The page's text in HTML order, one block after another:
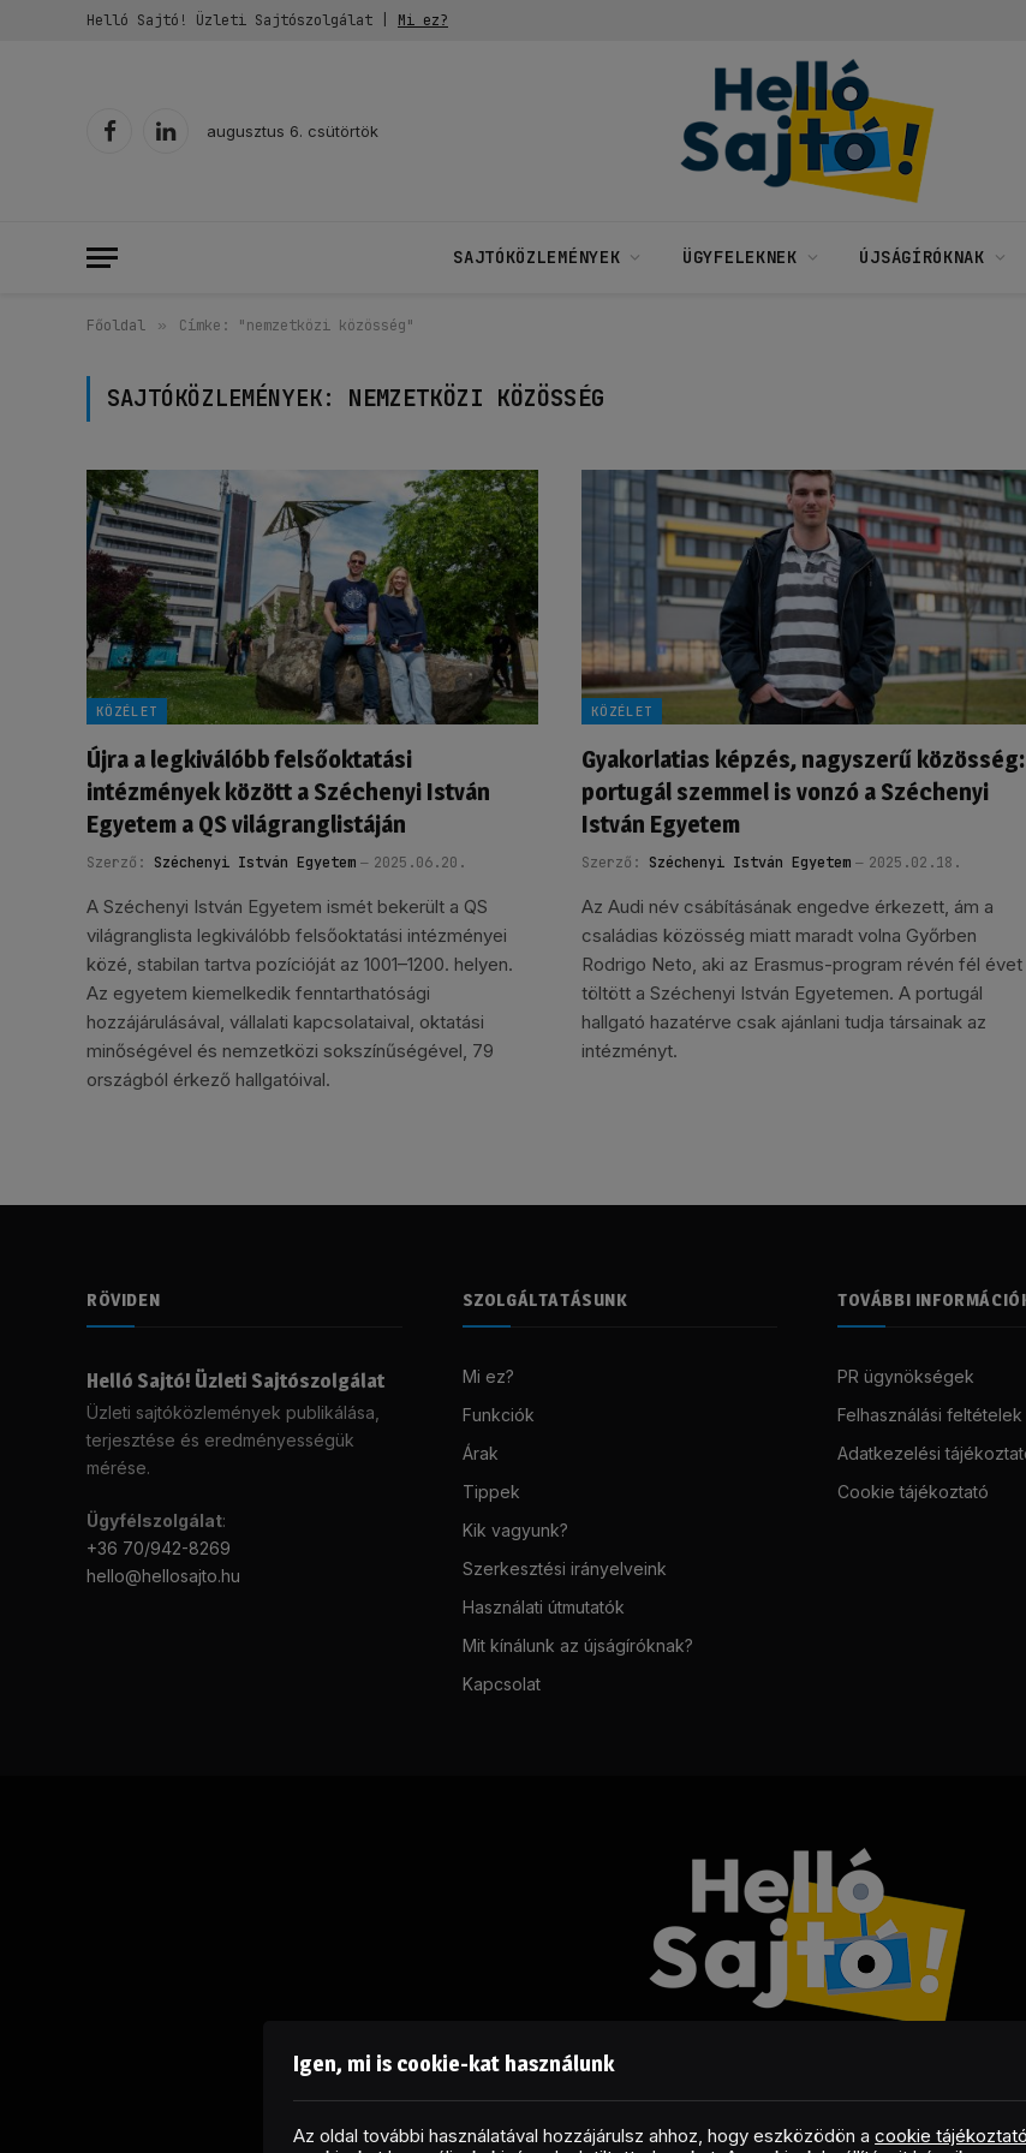
Helló Sajtó! Üzleti Sajtószolgálat | Mi ez?
FacebookLinkedIn
augusztus 6. csütörtök
SAJTÓKÖZLEMÉNYEK ÜGYFELEKNEK ÚJSÁGÍRÓKNAK
Főoldal » Címke: "nemzetközi közösség"
SAJTÓKÖZLEMÉNYEK: NEMZETKÖZI KÖZÖSSÉG
KÖZÉLET
Újra a legkiválóbb felsőoktatási
intézmények között a Széchenyi István
Egyetem a QS világranglistáján
Szerző: Széchenyi István Egyetem 2025.06.20.
A Széchenyi István Egyetem ismét bekerült a QS
világranglista legkiválóbb felsőoktatási intézményei
közé, stabilan tartva pozícióját az 1001–1200. helyen.
Az egyetem kiemelkedik fenntarthatósági
hozzájárulásával, vállalati kapcsolataival, oktatási
minőségével és nemzetközi sokszínűségével, 79
országból érkező hallgatóival.
KÖZÉLET
Gyakorlatias képzés, nagyszerű közösség:
portugál szemmel is vonzó a Széchenyi
István Egyetem
Szerző: Széchenyi István Egyetem 2025.02.18.
Az Audi név csábításának engedve érkezett, ám a
családias közösség miatt maradt volna Győrben
Rodrigo Neto, aki az Erasmus-program révén fél évet
töltött a Széchenyi István Egyetemen. A portugál
hallgató hazatérve csak ajánlani tudja társainak az
intézményt.
RÖVIDEN
Helló Sajtó! Üzleti Sajtószolgálat
Üzleti sajtóközlemények publikálása,
terjesztése és eredményességük
mérése.
Ügyfélszolgálat:
+36 70/942-8269
hello@hellosajto.hu
SZOLGÁLTATÁSUNK
Mi ez?
Funkciók
Árak
Tippek
Kik vagyunk?
Szerkesztési irányelveink
Használati útmutatók
Mit kínálunk az újságíróknak?
Kapcsolat
TOVÁBBI
PR ügynökségek
Felhasználási feltételek
Adatkezelési
Cookie tájékoztató
FacebookLinkedInX
RSS
Igen, mi is cookie-kat használunk
Az oldal további használatával hozzájárulsz ahhoz, hogy eszközödön acookie